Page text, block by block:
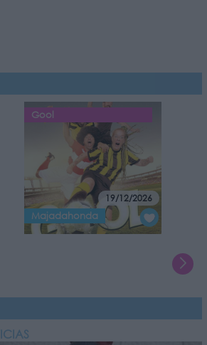
Gool
19/12/2026
Majadahonda